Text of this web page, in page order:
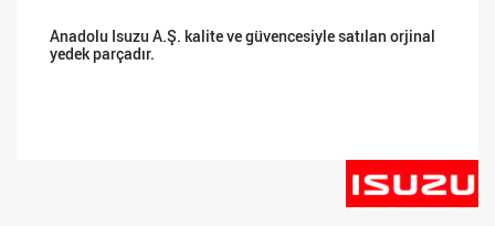
Anadolu Isuzu A.Ş. kalite ve güvencesiyle satılan orjinal
yedek parçadır.